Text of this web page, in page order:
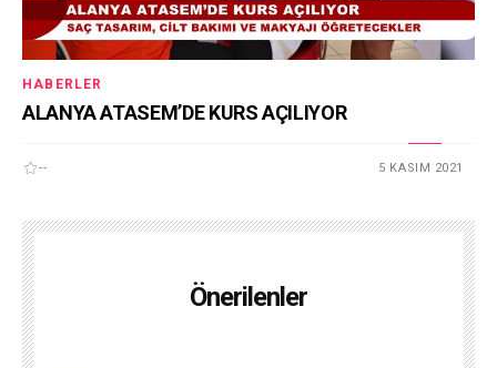
HABERLER
ALANYA ATASEM’DE KURS AÇILIYOR
-- 5 KASIM 2021
Önerilenler